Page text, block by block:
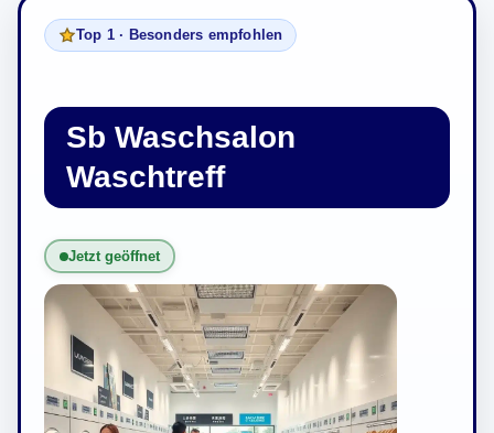
Top 1 · Besonders empfohlen
Sb Waschsalon
Waschtreff
Jetzt geöffnet